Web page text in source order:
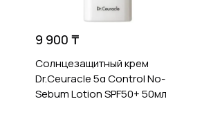
9 900 ₸
Солнцезащитный крем
Dr.Ceuracle 5α Control No-
Sebum Lotion SPF50+ 50мл